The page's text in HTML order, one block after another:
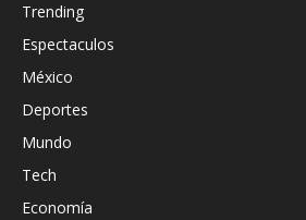
Trending
Espectaculos
México
Deportes
Mundo
Tech
Economía